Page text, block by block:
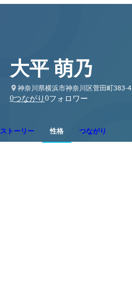
大平 萌乃
神奈川県横浜市神奈川区菅田町383-4
0つながり 0フォロワー
ストーリー 性格 つながり